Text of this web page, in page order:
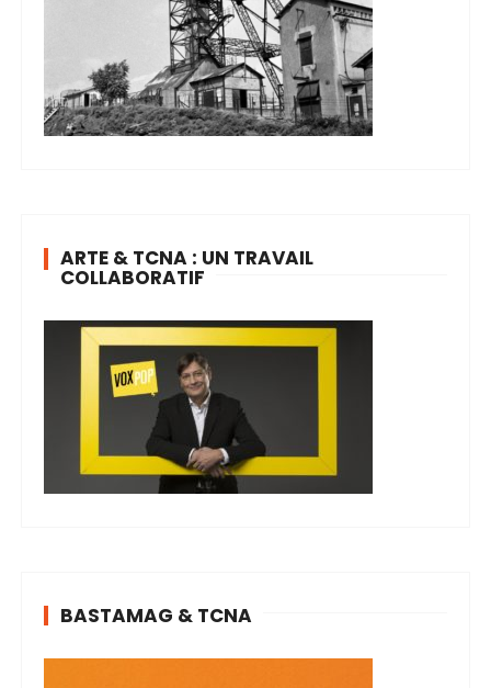
ARTE & TCNA : UN TRAVAIL
COLLABORATIF
BASTAMAG & TCNA